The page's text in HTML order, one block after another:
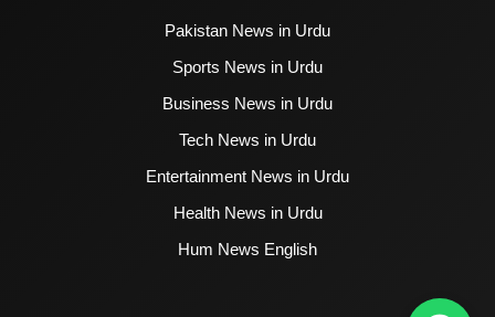
Pakistan News in Urdu
Sports News in Urdu
Business News in Urdu
Tech News in Urdu
Entertainment News in Urdu
Health News in Urdu
Hum News English